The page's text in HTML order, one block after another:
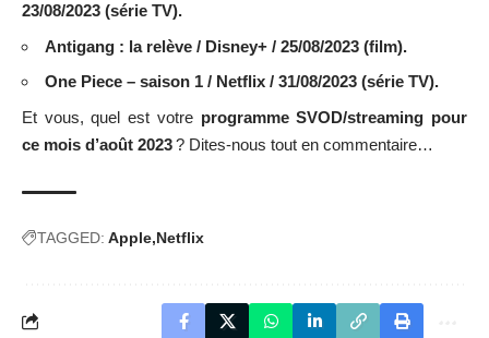
23/08/2023 (série TV).
Antigang : la relève / Disney+ / 25/08/2023 (film).
One Piece – saison 1 / Netflix / 31/08/2023 (série TV).
Et vous, quel est votre programme SVOD/streaming pour
ce mois d’août 2023? Dites-nous tout en commentaire…
TAGGED: Apple Netflix